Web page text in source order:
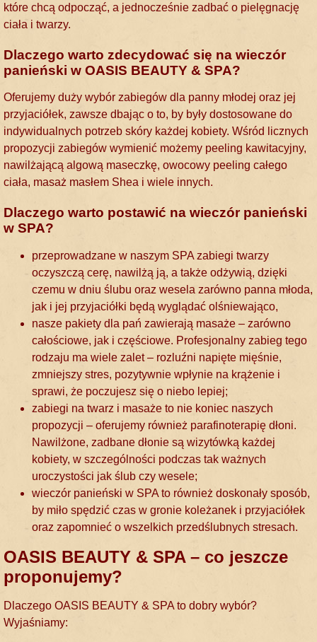
które chcą odpocząć, a jednocześnie zadbać o pielęgnację
ciała i twarzy.
Dlaczego warto zdecydować się na wieczór
panieński w ОASIS BEAUTY & SPA?
Oferujemy duży wybór zabiegów dla panny młodej oraz jej
przyjaciółek, zawsze dbając o to, by były dostosowane do
indywidualnych potrzeb skóry każdej kobiety. Wśród licznych
propozycji zabiegów wymienić możemy peeling kawitacyjny,
nawilżającą algową maseczkę, owocowy peeling całego
ciała, masaż masłem Shea i wiele innych.
Dlaczego warto postawić na wieczór panieński
w SPA?
przeprowadzane w naszym SPA zabiegi twarzy
oczyszczą cerę, nawilżą ją, a także odżywią, dzięki
czemu w dniu ślubu oraz wesela zarówno panna młoda,
jak i jej przyjaciółki będą wyglądać olśniewająco,
nasze pakiety dla pań zawierają masaże – zarówno
całościowe, jak i częściowe. Profesjonalny zabieg tego
rodzaju ma wiele zalet – rozluźni napięte mięśnie,
zmniejszy stres, pozytywnie wpłynie na krążenie i
sprawi, że poczujesz się o niebo lepiej;
zabiegi na twarz i masaże to nie koniec naszych
propozycji – oferujemy również parafinoterapię dłoni.
Nawilżone, zadbane dłonie są wizytówką każdej
kobiety, w szczególności podczas tak ważnych
uroczystości jak ślub czy wesele;
wieczór panieński w SPA to również doskonały sposób,
by miło spędzić czas w gronie koleżanek i przyjaciółek
oraz zapomnieć o wszelkich przedślubnych stresach.
ОASIS BEAUTY & SPA – co jeszcze
proponujemy?
Dlaczego ОASIS BEAUTY & SPA to dobry wybór?
Wyjaśniamy: